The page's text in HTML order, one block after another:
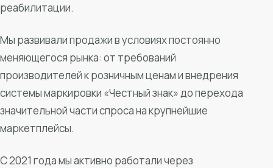
реабилитации.
Мы развивали продажи в условиях постоянно
меняющегося рынка: от требований
производителей к розничным ценам и внедрения
системы маркировки «Честный знак» до перехода
значительной части спроса на крупнейшие
маркетплейсы.
С 2021 года мы активно работали через